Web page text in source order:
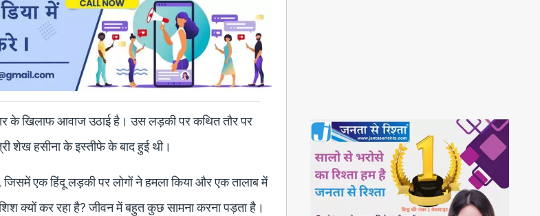
के खिलाफ आवाज उठाई है। उस लड़की पर कथित तौर पर
शेख हसीना के इस्तीफे के बाद हुई थी।
जिसमें एक हिंदू लड़की पर लोगों ने हमला किया और एक तालाब में
क्यों कर रहा है? जीवन में बहुत कुछ सामना करना पड़ता है।